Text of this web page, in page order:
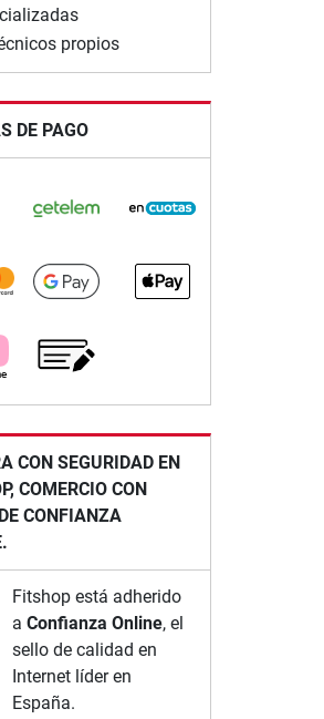
propios
DE PAGO
CON SEGURIDAD EN
COMERCIO CON
CONFIANZA
Fitshop está adherido
a Confianza Online, el
sello de calidad en
Internet líder en
España.